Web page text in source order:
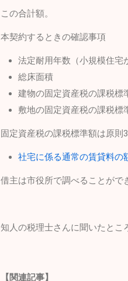
この合計額。
本契約するときの確認事項
法定耐用年数（小規模住宅
総床面積
建物の固定資産税の課税標
敷地の固定資産税の課税標
固定資産税の課税標準額は原則
社宅に係る通常の賃貸料の
借主は市役所で調べることがで
知人の税理士さんに聞いたとこ
【関連記事】